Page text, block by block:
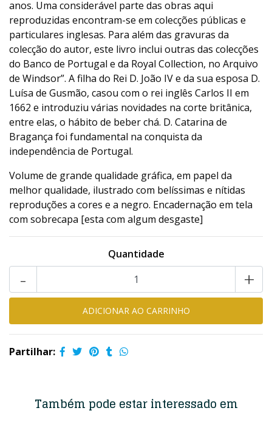
anos. Uma considerável parte das obras aqui
reproduzidas encontram-se em colecções públicas e
particulares inglesas. Para além das gravuras da
colecção do autor, este livro inclui outras das colecções
do Banco de Portugal e da Royal Collection, no Arquivo
de Windsor”. A filha do Rei D. João IV e da sua esposa D.
Luísa de Gusmão, casou com o rei inglês Carlos II em
1662 e introduziu várias novidades na corte britânica,
entre elas, o hábito de beber chá. D. Catarina de
Bragança foi fundamental na conquista da
independência de Portugal.
Volume de grande qualidade gráfica, em papel da
melhor qualidade, ilustrado com belíssimas e nítidas
reproduções a cores e a negro. Encadernação em tela
com sobrecapa [esta com algum desgaste]
Quantidade
+
-
Partilhar:
Também pode estar interessado em